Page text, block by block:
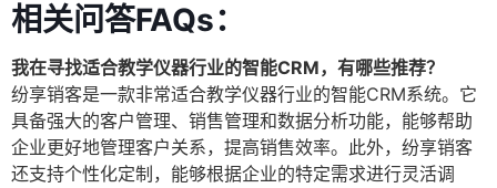
相关问答FAQs：
我在寻找适合教学仪器行业的智能CRM，有哪些推荐？
纷享销客是一款非常适合教学仪器行业的智能CRM系统。它
具备强大的客户管理、销售管理和数据分析功能，能够帮助
企业更好地管理客户关系，提高销售效率。此外，纷享销客
还支持个性化定制，能够根据企业的特定需求进行灵活调